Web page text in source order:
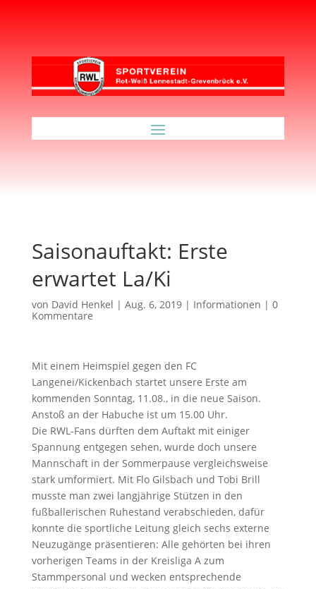
Saisonauftakt: Erste
erwartet La/Ki
von David Henkel | Aug. 6, 2019| Informationen | 0
Kommentare
Mit einem Heimspiel gegen den FC
Langenei/Kickenbach startet unsere Erste am
kommenden Sonntag, 11.08., in die neue Saison.
Anstoß an der Habuche ist um 15.00 Uhr.
Die RWL-Fans dürften dem Auftakt mit einiger
Spannung entgegen sehen, wurde doch unsere
Mannschaft in der Sommerpause vergleichsweise
stark umformiert. Mit Flo Gilsbach und Tobi Brill
musste man zwei langjährige Stützen in den
fußballerischen Ruhestand verabschieden, dafür
konnte die sportliche Leitung gleich sechs externe
Neuzugänge präsentieren: Alle gehörten bei ihren
vorherigen Teams in der Kreisliga A zum
Stammpersonal und wecken entsprechende